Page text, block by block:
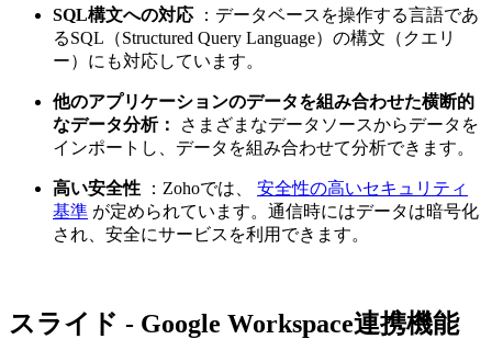
SQL構文への対応
：データベースを操作する言語であ
るSQL（Structured Query Language）の構文（クエリ
ー）にも対応しています。
他のアプリケーションのデータを組み合わせた横断的
なデータ分析：
さまざまなデータソースからデータを
インポートし、データを組み合わせて分析できます。
高い安全性 ：Zohoでは、 安全性の高いセキュリティ
基準 が定められています。通信時にはデータは暗号化
され、安全にサービスを利用できます。
スライド - Google Workspace連携機能